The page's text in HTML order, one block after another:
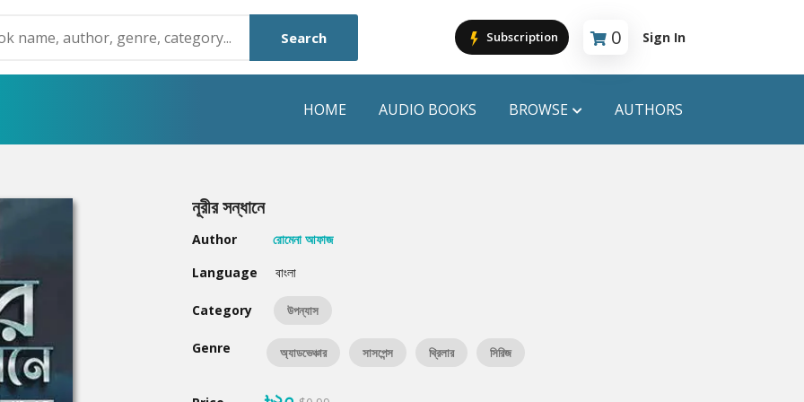
Search Subscription 0
Cart is empty
Sign In
HOME AUDIO BOOKS BROWSE
Humayun Ahmed
Mouri Morium
Hot & New
AUTHORS
নূরীর সন্ধানে
Author
রোমেনা আফাজ
Language
বাংলা
Category উপন্যাস
Genre অ্যাডভেঞ্চার সাসপেন্স থ্রিলার সিরিজ